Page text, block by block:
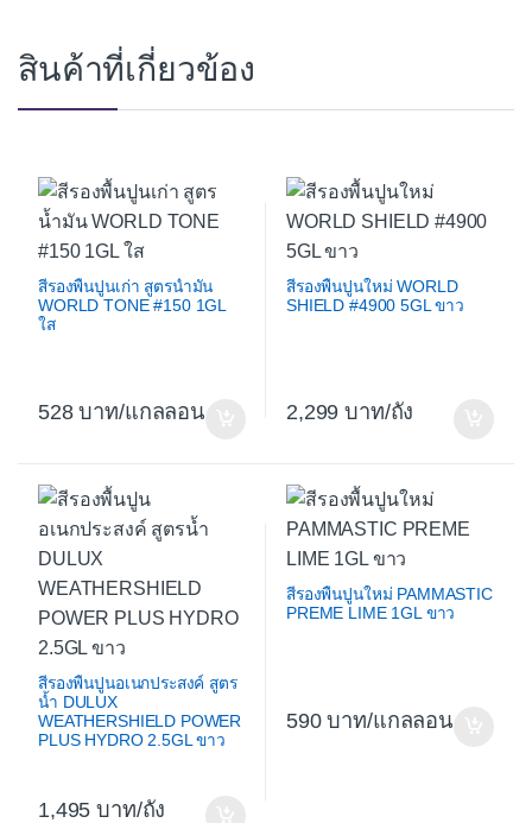
สินค้าที่เกี่ยวข้อง
สีรองพื้นปูนเก่า สูตรน้ำมัน
WORLD TONE #150 1GL
ใส
528 /แกลลอน
สีรองพื้นปูนใหม่ WORLD
SHIELD #4900 5GL ขาว
2,299 /ถัง
สีรองพื้นปูนอเนกประสงค์ สูตร
น้ำ DULUX
WEATHERSHIELD POWER
PLUS HYDRO 2.5GL ขาว
1,495 /ถัง
สีรองพื้นปูนใหม่ PAMMASTIC
PREME LIME 1GL ขาว
590 /แกลลอน